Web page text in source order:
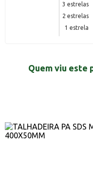
3 estrelas
2 estrelas
1 estrela
Quem viu este